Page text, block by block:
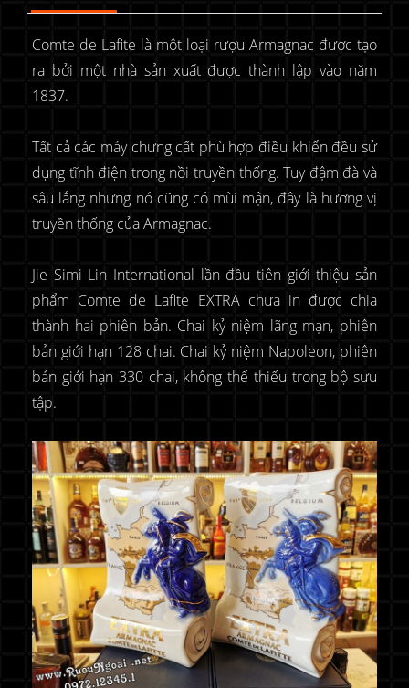
Comte de Lafite là một loại rượu Armagnac được tạo
ra bởi một nhà sản xuất được thành lập vào năm
1837.
Tất cả các máy chưng cất phù hợp điều khiển đều sử
dụng tĩnh điện trong nồi truyền thống. Tuy đậm đà và
sâu lắng nhưng nó cũng có mùi mận, đây là hương vị
truyền thống của Armagnac.
Jie Simi Lin International lần đầu tiên giới thiệu sản
phẩm Comte de Lafite EXTRA chưa in được chia
thành hai phiên bản. Chai kỷ niệm lãng mạn, phiên
bản giới hạn 128 chai. Chai kỷ niệm Napoleon, phiên
bản giới hạn 330 chai, không thể thiếu trong bộ sưu
tập.